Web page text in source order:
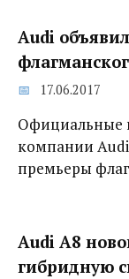
Audi
17.06.2017
Официальные
компании
премьеры
Audi A8
гибридную